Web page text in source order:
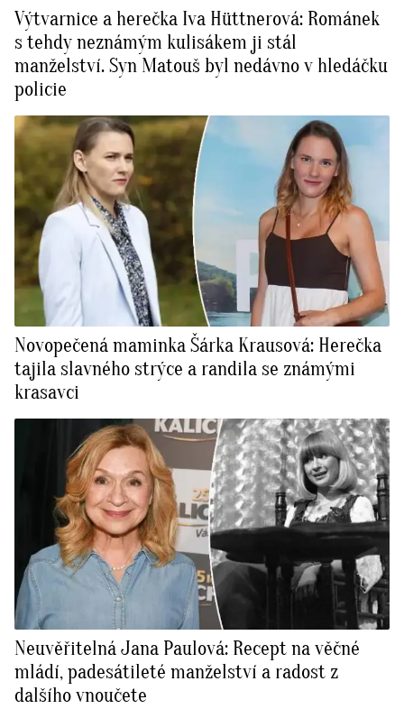
Výtvarnice a herečka Iva Hüttnerová: Románek
s tehdy neznámým kulisákem ji stál
manželství. Syn Matouš byl nedávno v hledáčku
policie
Novopečená maminka Šárka Krausová: Herečka
tajila slavného strýce a randila se známými
krasavci
Neuvěřitelná Jana Paulová: Recept na věčné
mládí, padesátileté manželství a radost z
dalšího vnoučete